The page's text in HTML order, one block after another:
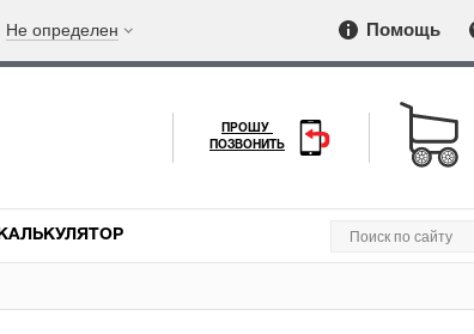
Не определен Помощь
ПРОШУ
ПОЗВОНИТЬ